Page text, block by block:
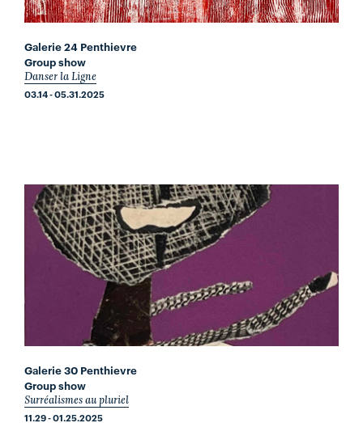
Galerie 24 Penthievre
Group show
Danser la Ligne
03.14 - 05.31.2025
Galerie 30 Penthievre
Group show
Surréalismes au pluriel
11.29 - 01.25.2025